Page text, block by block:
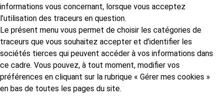
informations vous concernant, lorsque vous acceptez
l’utilisation des traceurs en question.
Le présent menu vous permet de choisir les catégories de
traceurs que vous souhaitez accepter et d’identifier les
sociétés tierces qui peuvent accéder à vos informations dans
ce cadre. Vous pouvez, à tout moment, modifier vos
préférences en cliquant sur la rubrique « Gérer mes cookies »
en bas de toutes les pages du site.